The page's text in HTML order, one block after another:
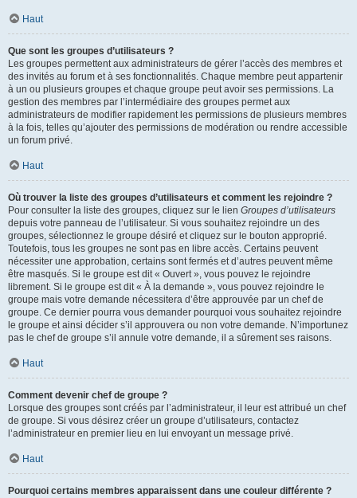
Haut
Que sont les groupes d’utilisateurs ?
Les groupes permettent aux administrateurs de gérer l’accès des membres et
des invités au forum et à ses fonctionnalités. Chaque membre peut appartenir
à un ou plusieurs groupes et chaque groupe peut avoir ses permissions. La
gestion des membres par l’intermédiaire des groupes permet aux
administrateurs de modifier rapidement les permissions de plusieurs membres
à la fois, telles qu’ajouter des permissions de modération ou rendre accessible
un forum privé.
Haut
Où trouver la liste des groupes d’utilisateurs et comment les rejoindre ?
Pour consulter la liste des groupes, cliquez sur le lien Groupes d’utilisateurs
depuis votre panneau de l’utilisateur. Si vous souhaitez rejoindre un des
groupes, sélectionnez le groupe désiré et cliquez sur le bouton approprié.
Toutefois, tous les groupes ne sont pas en libre accès. Certains peuvent
nécessiter une approbation, certains sont fermés et d’autres peuvent même
être masqués. Si le groupe est dit « Ouvert », vous pouvez le rejoindre
librement. Si le groupe est dit « À la demande », vous pouvez rejoindre le
groupe mais votre demande nécessitera d’être approuvée par un chef de
groupe. Ce dernier pourra vous demander pourquoi vous souhaitez rejoindre
le groupe et ainsi décider s’il approuvera ou non votre demande. N’importunez
pas le chef de groupe s’il annule votre demande, il a sûrement ses raisons.
Haut
Comment devenir chef de groupe ?
Lorsque des groupes sont créés par l’administrateur, il leur est attribué un chef
de groupe. Si vous désirez créer un groupe d’utilisateurs, contactez
l’administrateur en premier lieu en lui envoyant un message privé.
Haut
Pourquoi certains membres apparaissent dans une couleur différente ?